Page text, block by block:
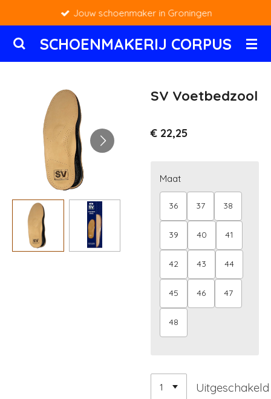
naar
de
SCHOENMAKERIJ CORPUS
Jouw schoenmaker in Groningen
SV Voetbedzool
€ 22,25
Maat
36 37 38
39 40 41
42 43 44
45 46 47
48
Uitgeschakeld